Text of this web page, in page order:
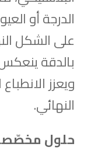
الدرجة أو
على الشكل
بالدقة
ويعزز
النهائي.
حلول